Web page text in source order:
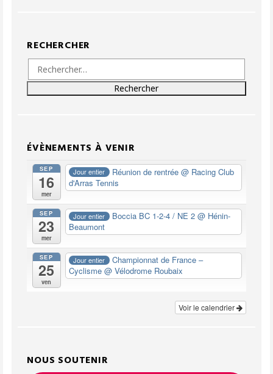
RECHERCHER
Rechercher :
ÉVÈNEMENTS À VENIR
SEP
16
mer
Jour entier Réunion de rentrée@ Racing Club
d'Arras Tennis
SEP
23
mer
Jour entier Boccia BC 1-2-4 / NE 2@ Hénin-
Beaumont
SEP
25
ven
Jour entier
Championnat de France –
Cyclisme @ Vélodrome Roubaix
Voir le calendrier
NOUS SOUTENIR